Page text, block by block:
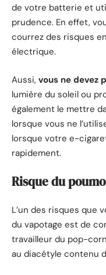
de votre batterie et
prudence. En effet,
courrez des risques
électrique.
Aussi, vous ne devez
lumière du soleil ou
également le mettre
lorsque vous ne
lorsque votre e-
rapidement.
Risque du
L’un des risques que
du vapotage est de
travailleur du pop-
au diacétyle contenu